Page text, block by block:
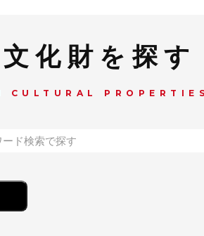
化財を探す
CULTURAL